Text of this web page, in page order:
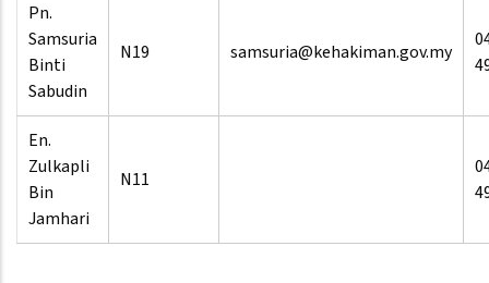
Pn.
Samsuria
Binti
Sabudin
N19 samsuria@kehakiman.gov.my
En.
Zulkapli
Bin
Jamhari
N11